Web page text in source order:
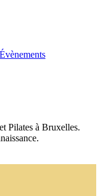
Évènements
Pilates à Bruxelles.